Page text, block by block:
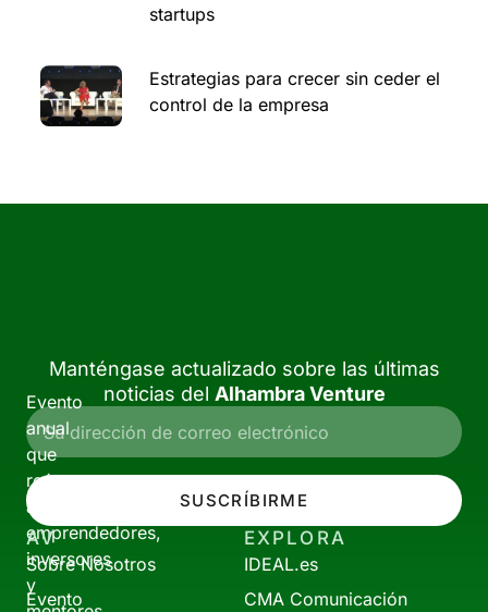
startups
Estrategias para crecer sin ceder el
control de la empresa
Evento
anual
que
reúne
a
emprendedores,
inversores
y
Manténgase actualizado sobre las últimas
noticias del Alhambra Venture
SUSCRÍBIRME
AV
Sobre Nosotros
Evento
EXPLORA
IDEAL.es
CMA Comunicación